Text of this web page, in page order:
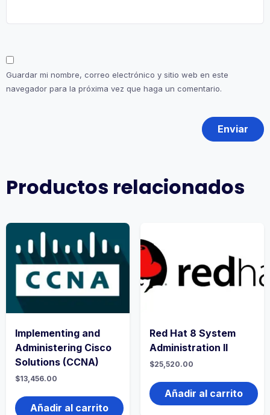
Guardar mi nombre, correo electrónico y sitio web en este
navegador para la próxima vez que haga un comentario.
Productos relacionados
Implementing and
Administering Cisco
Solutions (CCNA)
$13,456.00
Añadir al carrito
Red Hat 8 System
Administration II
$25,520.00
Añadir al carrito